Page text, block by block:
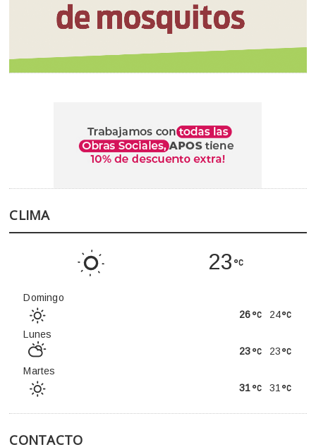
CLIMA
23
Domingo
24
26
Lunes
23
23
Martes
31
31
CONTACTO